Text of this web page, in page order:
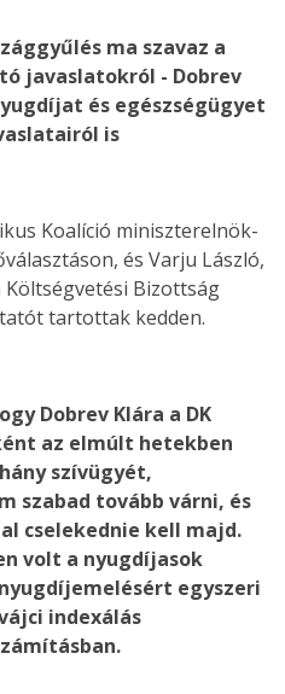
ma szavaz a
javaslatokról - Dobrev
és egészségügyet
is
Koalíció miniszterelnök-
és Varju László,
Bizottság
tartottak kedden.
Dobrev Klára a DK
az elmúlt hetekben
szívügyét,
szabad tovább várni, és
cselekednie kell majd.
volt a nyugdíjasok
egyszeri
indexálás